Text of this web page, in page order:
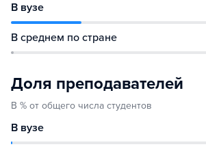
В вузе
В среднем по стране
Доля преподавателей
В % от общего числа студентов
В вузе